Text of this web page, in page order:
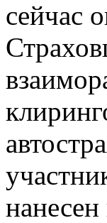
сейчас